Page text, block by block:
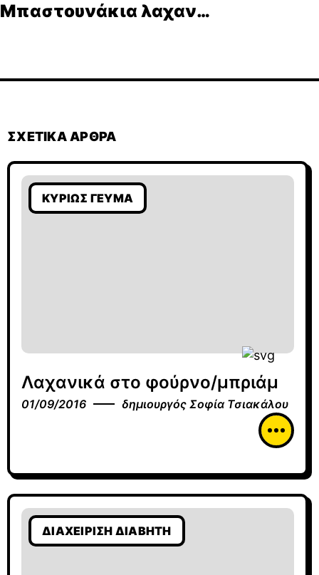
Μπαστουνάκια λαχανικών με κόκκινο χούμους
ΣΧΕΤΙΚΆ ΆΡΘΡΑ
ΚΥΡΊΩΣ ΓΕΎΜΑ
Λαχανικά στο φούρνο/μπριάμ
01/09/2016 δημιουργός Σοφία Τσιακάλου
ΔΙΑΧΕΊΡΙΣΗ ΔΙΑΒΉΤΗ